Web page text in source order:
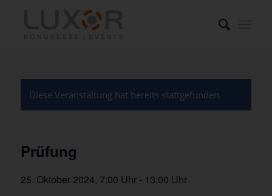
Diese Veranstaltung hat bereits stattgefunden.
Prüfung
25. Oktober 2024, 7:00 Uhr- 13:00 Uhr